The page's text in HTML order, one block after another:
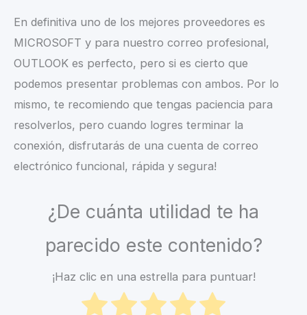
En definitiva uno de los mejores proveedores es
MICROSOFT y para nuestro correo profesional,
OUTLOOK es perfecto, pero si es cierto que
podemos presentar problemas con ambos. Por lo
mismo, te recomiendo que tengas paciencia para
resolverlos, pero cuando logres terminar la
conexión, disfrutarás de una cuenta de correo
electrónico funcional, rápida y segura!
¿De cuánta utilidad te ha
parecido este contenido?
¡Haz clic en una estrella para puntuar!